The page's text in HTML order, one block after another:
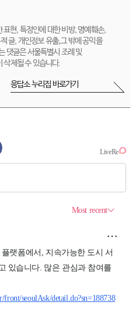
표현, 특정인에 대한 비방, 명예훼손,
글, 개인정보 유출,그 밖에 공익을
댓글은 서울특별시 조례 및
삭제될 수 있습니다.
응답소 누리집 바로가기